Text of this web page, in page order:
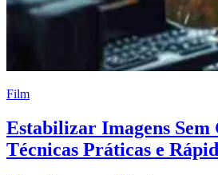
Film
Estabilizar Imagens Sem
Técnicas Práticas e